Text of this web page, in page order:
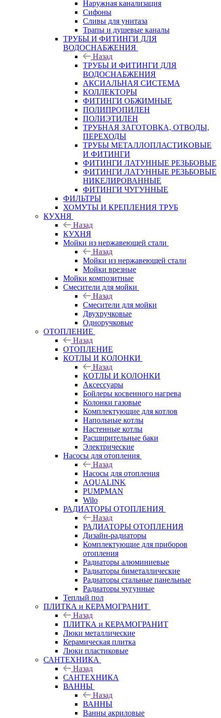
Наружная канализация
Сифоны
Сливы для унитаза
Трапы и душевые каналы
ТРУБЫ И ФИТИНГИ ДЛЯ
ВОДОСНАБЖЕНИЯ
Назад
ТРУБЫ И ФИТИНГИ ДЛЯ
ВОДОСНАБЖЕНИЯ
АКСИАЛЬНАЯ СИСТЕМА
КОЛЛЕКТОРЫ
ФИТИНГИ ОБЖИМНЫЕ
ПОЛИПРОПИЛЕН
ПОЛИЭТИЛЕН
ТРУБНАЯ ЗАГОТОВКА, ОТВОДЫ,
ПЕРЕХОДЫ
ТРУБЫ МЕТАЛЛОПЛАСТИКОВЫЕ
И ФИТИНГИ
ФИТИНГИ ЛАТУННЫЕ РЕЗЬБОВЫЕ
ФИТИНГИ ЛАТУННЫЕ РЕЗЬБОВЫЕ
НИКЕЛИРОВАННЫЕ
ФИТИНГИ ЧУГУННЫЕ
ФИЛЬТРЫ
ХОМУТЫ И КРЕПЛЕНИЯ ТРУБ
КУХНЯ
Назад
КУХНЯ
Мойки из нержавеющей стали
Назад
Мойки из нержавеющей стали
Мойки врезные
Мойки композитные
Смесители для мойки
Назад
Смесители для мойки
Двухручковые
Одноручковые
ОТОПЛЕНИЕ
Назад
ОТОПЛЕНИЕ
КОТЛЫ И КОЛОНКИ
Назад
КОТЛЫ И КОЛОНКИ
Аксессуары
Бойлеры косвенного нагрева
Колонки газовые
Комплектующие для котлов
Напольные котлы
Настенные котлы
Расширительные баки
Электрические
Насосы для отопления
Назад
Насосы для отопления
AQUALINK
PUMPMAN
Wilo
РАДИАТОРЫ ОТОПЛЕНИЯ
Назад
РАДИАТОРЫ ОТОПЛЕНИЯ
Дизайн-радиаторы
Комплектующие для приборов
отопления
Радиаторы алюминиевые
Радиаторы биметаллические
Радиаторы стальные панельные
Радиаторы чугунные
Теплый пол
ПЛИТКА и КЕРАМОГРАНИТ
Назад
ПЛИТКА и КЕРАМОГРАНИТ
Люки металлические
Керамическая плитка
Люки пластиковые
САНТЕХНИКА
Назад
САНТЕХНИКА
ВАННЫ
Назад
ВАННЫ
Ванны акриловые